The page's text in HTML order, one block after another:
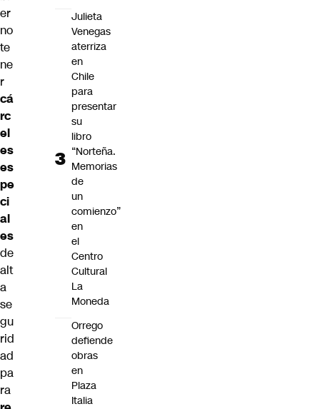
er
no
te
ne
r
cá
rc
el
es
es
pe
ci
al
es
de
alt
a
se
gu
rid
ad
pa
ra
Julieta
Venegas
aterriza
en
Chile
para
presentar
su
libro
“Norteña.
Memorias
de
un
comienzo”
en
el
Centro
Cultural
La
Moneda
Orrego
defiende
obras
en
Plaza
Italia